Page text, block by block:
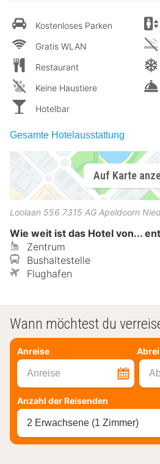
Kostenloses Parken
Gratis WLAN
Restaurant
Keine Haustiere
Hotelbar
Gesamte Hotelausstattung
Auf Karte
Loolaan 556 7315 AG Apeldoorn
Wie weit ist das Hotel von...
Zentrum
Bushaltestelle
Flughafen
Wann möchtest du
Anreise
Anreise
Anzahl der Reisenden
2 Erwachsene (1 Zimmer)